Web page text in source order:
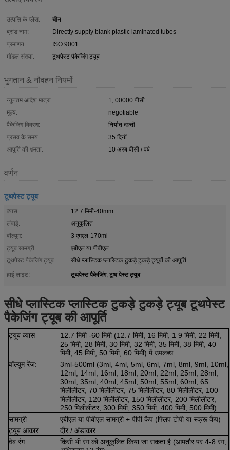
उत्पत्ति के प्लेस:
चीन
ब्रांड नाम:
Directly supply blank plastic laminated tubes
प्रमाणन:
ISO 9001
मॉडल संख्या:
टूथपेस्ट पैकेजिंग ट्यूब
भुगतान & नौवहन नियमों
न्यूनतम आदेश मात्रा:
1, 00000 पीसी
मूल्य:
negotiable
पैकेजिंग विवरण:
निर्यात दफ़्ती
प्रसव के समय:
35 दिनों
आपूर्ति की क्षमता:
10 अरब पीसी / वर्ष
वर्णन
टूथपेस्ट ट्यूब
व्यास:
12.7 मिमी-40mm
लंबाई:
अनुकूलित
वॉल्यूम:
3 एमएल-170ml
ट्यूब सामग्री:
एबीएल या पीबीएल
टूथपेस्ट पैकेजिंग ट्यूब:
सीधे प्लास्टिक प्लास्टिक टुकड़े टुकड़े ट्यूबों की आपूर्ति
हाई लाइट:
टूथपेस्ट पैकेजिंग, टूथ पेस्ट ट्यूब
सीधे प्लास्टिक प्लास्टिक टुकड़े टुकड़े ट्यूब टूथपेस्ट
पैकेजिंग ट्यूब की आपूर्ति
ट्यूब व्यास
12.7 मिमी -60 मिमी (12.7 मिमी, 16 मिमी, 1 9 मिमी, 22 मिमी,
25 मिमी, 28 मिमी, 30 मिमी, 32 मिमी, 35 मिमी, 38 मिमी, 40
मिमी, 45 मिमी, 50 मिमी, 60 मिमी) में उपलब्ध
वॉल्यूम रेंज:
3ml-500ml (3ml, 4ml, 5ml, 6ml, 7ml, 8ml, 9ml, 10ml,
12ml, 14ml, 16ml, 18ml, 20ml, 22ml, 25ml, 28ml,
30ml, 35ml, 40ml, 45ml, 50ml, 55ml, 60ml, 65
मिलीलीटर, 70 मिलीलीटर, 75 मिलीलीटर, 80 मिलीलीटर, 100
मिलीलीटर, 120 मिलीलीटर, 150 मिलीलीटर, 200 मिलीलीटर,
250 मिलीलीटर, 300 मिमी, 350 मिमी, 400 मिमी, 500 मिमी)
सामग्री
एबीएल या पीबीएल सामग्री + पीपी कैप (फ्लिप टोपी या स्क्रू कैप)
ट्यूब आकार
दौर / अंडाकार
वेब रंग
किसी भी रंग को अनुकूलित किया जा सकता है (आमतौर पर 4-8 रंग,